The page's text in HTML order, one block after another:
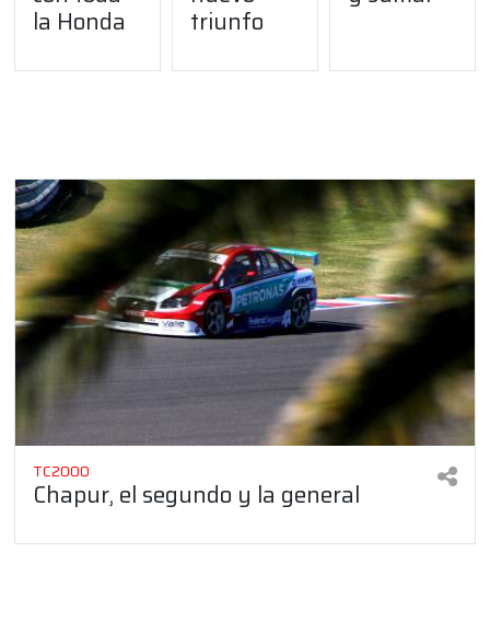
la Honda triunfo
TC2000
Chapur, el segundo y la general